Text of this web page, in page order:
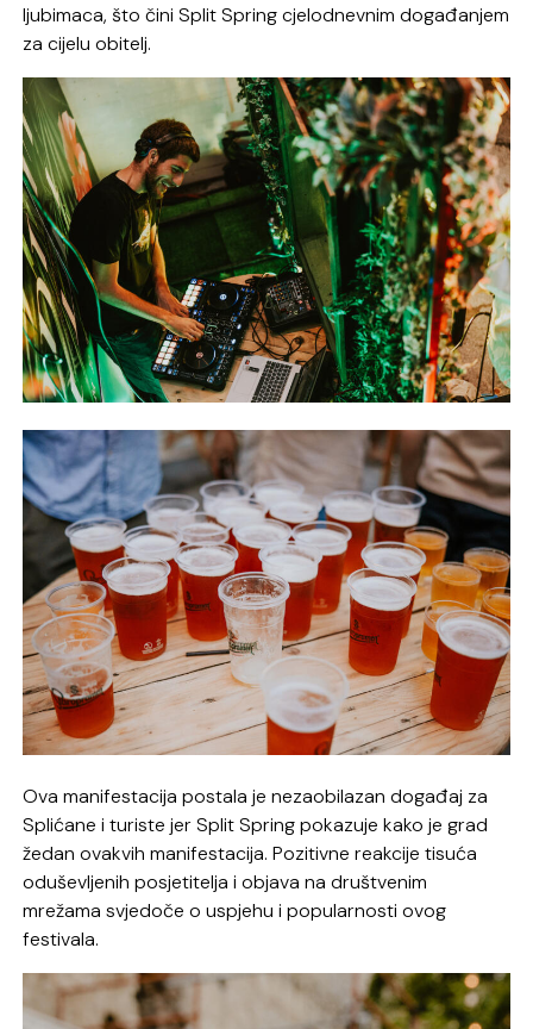
ljubimaca, što čini Split Spring cjelodnevnim događanjem
za cijelu obitelj.
Ova manifestacija postala je nezaobilazan događaj za
Splićane i turiste jer Split Spring pokazuje kako je grad
žedan ovakvih manifestacija. Pozitivne reakcije tisuća
oduševljenih posjetitelja i objava na društvenim
mrežama svjedoče o uspjehu i popularnosti ovog
festivala.